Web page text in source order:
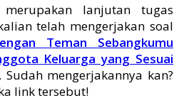
lanjutan tugas
telah mengerjakan soal
Teman Sebangkumu
Keluarga yang Sesuai
. Sudah mengerjakannya kan?
link tersebut!